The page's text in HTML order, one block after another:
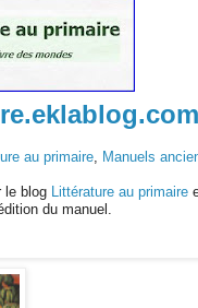
au primaire, Manuels
le blog Littérature au primaire
du manuel.